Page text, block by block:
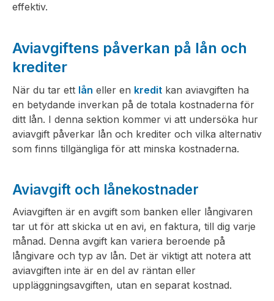
effektiv.
Aviavgiftens påverkan på lån och
krediter
När du tar ett lån eller en kredit kan aviavgiften ha
en betydande inverkan på de totala kostnaderna för
ditt lån. I denna sektion kommer vi att undersöka hur
aviavgift påverkar lån och krediter och vilka alternativ
som finns tillgängliga för att minska kostnaderna.
Aviavgift och lånekostnader
Aviavgiften är en avgift som banken eller långivaren
tar ut för att skicka ut en avi, en faktura, till dig varje
månad. Denna avgift kan variera beroende på
långivare och typ av lån. Det är viktigt att notera att
aviavgiften inte är en del av räntan eller
uppläggningsavgiften, utan en separat kostnad.